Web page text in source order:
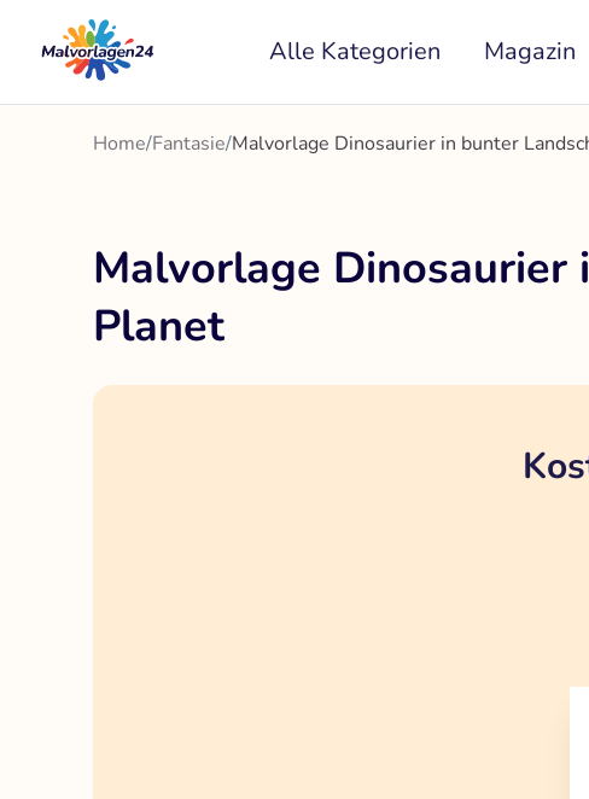
Inhalt
springen
Alle Kategorien Magazin
Home/Fantasie/Malvorlage Dinosaurier in bunter
Malvorlage
Planet